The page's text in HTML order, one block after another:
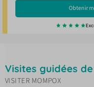
Obtenir
Visites guidées
VISITER MOMPOX